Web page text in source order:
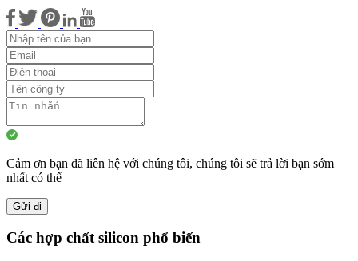
Cảm ơn bạn đã liên hệ với chúng tôi, chúng tôi sẽ trả lời bạn sớm
nhất có thể
Gửi đi
Các hợp chất silicon phổ biến